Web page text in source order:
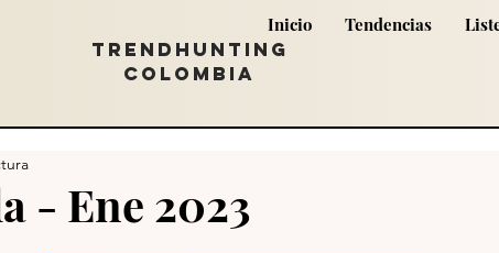
Inicio Tendencias
TRENDHUNTING
COLOMBIA
- Ene 2023